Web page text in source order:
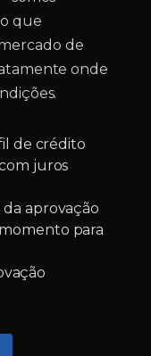
que
de
onde
de crédito
juros
aprovação
para